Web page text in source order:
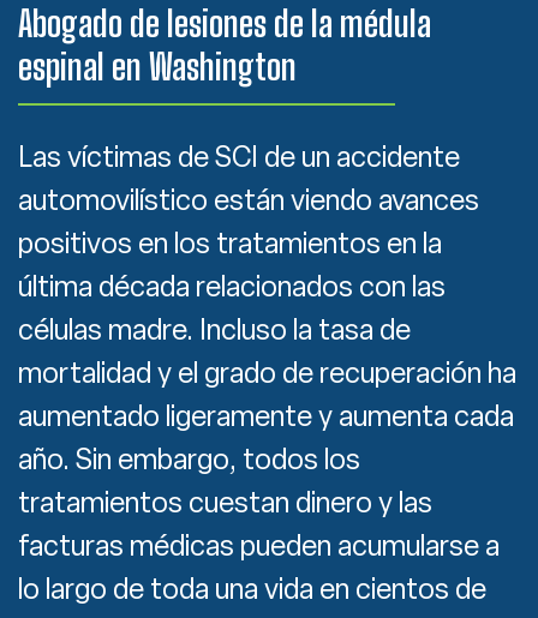
Abogado de lesiones de la médula
espinal en Washington
Las víctimas de SCI de un accidente
automovilístico están viendo avances
positivos en los tratamientos en la
última década relacionados con las
células madre. Incluso la tasa de
mortalidad y el grado de recuperación ha
aumentado ligeramente y aumenta cada
año. Sin embargo, todos los
tratamientos cuestan dinero y las
facturas médicas pueden acumularse a
lo largo de toda una vida en cientos de